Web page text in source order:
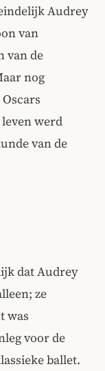
Audrey
van
van de
nog
werd
van de
dat Audrey
ze
was
voor de
ballet.